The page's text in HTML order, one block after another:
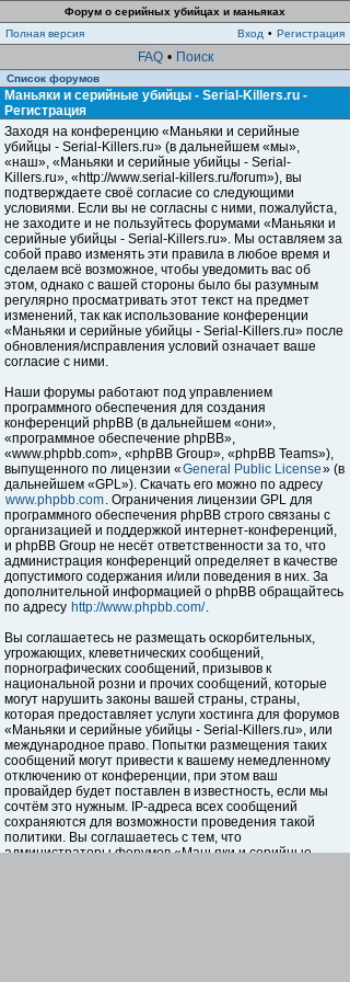
Форум о серийных убийцах и маньяках
Полная версия
Вход • Регистрация
FAQ • Поиск
Список форумов
Маньяки и серийные убийцы - Serial-Killers.ru -
Регистрация
Заходя на конференцию «Маньяки и серийные
убийцы - Serial-Killers.ru» (в дальнейшем «мы»,
«наш», «Маньяки и серийные убийцы - Serial-
Killers.ru», «http://www.serial-killers.ru/forum»), вы
подтверждаете своё согласие со следующими
условиями. Если вы не согласны с ними, пожалуйста,
не заходите и не пользуйтесь форумами «Маньяки и
серийные убийцы - Serial-Killers.ru». Мы оставляем за
собой право изменять эти правила в любое время и
сделаем всё возможное, чтобы уведомить вас об
этом, однако с вашей стороны было бы разумным
регулярно просматривать этот текст на предмет
изменений, так как использование конференции
«Маньяки и серийные убийцы - Serial-Killers.ru» после
обновления/исправления условий означает ваше
согласие с ними.
Наши форумы работают под управлением
программного обеспечения для создания
конференций phpBB (в дальнейшем «они»,
«программное обеспечение phpBB»,
«www.phpbb.com», «phpBB Group», «phpBB Teams»),
выпущенного по лицензии «General Public License» (в
дальнейшем «GPL»). Скачать его можно по адресу
www.phpbb.com. Ограничения лицензии GPL для
программного обеспечения phpBB строго связаны с
организацией и поддержкой интернет-конференций,
и phpBB Group не несёт ответственности за то, что
администрация конференций определяет в качестве
допустимого содержания и/или поведения в них. За
дополнительной информацией о phpBB обращайтесь
по адресу http://www.phpbb.com/.
Вы соглашаетесь не размещать оскорбительных,
угрожающих, клеветнических сообщений,
порнографических сообщений, призывов к
национальной розни и прочих сообщений, которые
могут нарушить законы вашей страны, страны,
которая предоставляет услуги хостинга для форумов
«Маньяки и серийные убийцы - Serial-Killers.ru», или
международное право. Попытки размещения таких
сообщений могут привести к вашему немедленному
отключению от конференции, при этом ваш
провайдер будет поставлен в известность, если мы
сочтём это нужным. IP-адреса всех сообщений
сохраняются для возможности проведения такой
политики. Вы соглашаетесь с тем, что
администраторы форумов «Маньяки и серийные